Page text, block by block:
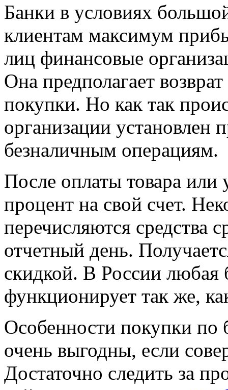
Банки в условиях
клиентам максимум
лиц финансовые
Она предполагает
покупки. Но как так
организации установлен
безналичным операциям.
После оплаты товара или
процент на свой счет.
перечисляются средства
отчетный день.
скидкой. В России любая
функционирует так же,
Особенности покупки по
очень выгодны, если
Достаточно следить за